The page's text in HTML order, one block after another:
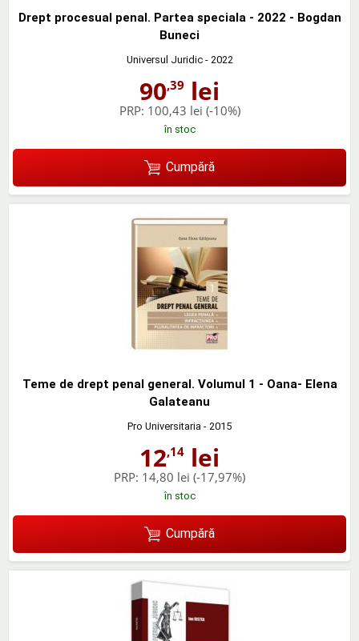
Drept procesual penal. Partea speciala - 2022 - Bogdan
Buneci
Universul Juridic- 2022
90,39 lei
PRP: 100,43 lei (-10%)
în stoc
Cumpără
Teme de drept penal general. Volumul 1 - Oana- Elena
Galateanu
Pro Universitaria - 2015
12,14 lei
PRP: 14,80 lei (-17,97%)
în stoc
Cumpără